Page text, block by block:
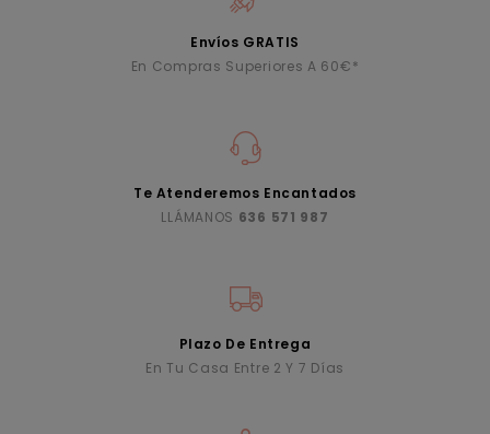
Envíos GRATIS
En Compras Superiores A 60€*
Te Atenderemos Encantados
LLÁMANOS 636 571 987
Plazo De Entrega
En Tu Casa Entre 2 Y 7 Días